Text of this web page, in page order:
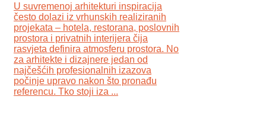
U suvremenoj arhitekturi inspiracija
često dolazi iz vrhunskih realiziranih
projekata – hotela, restorana, poslovnih
prostora i privatnih interijera čija
rasvjeta definira atmosferu prostora. No
za arhitekte i dizajnere jedan od
najčešćih profesionalnih izazova
počinje upravo nakon što pronađu
referencu. Tko stoji iza ...